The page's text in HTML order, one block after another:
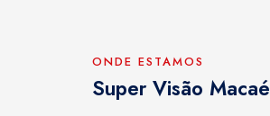
ONDE ESTAMOS
Super Visão Macaé